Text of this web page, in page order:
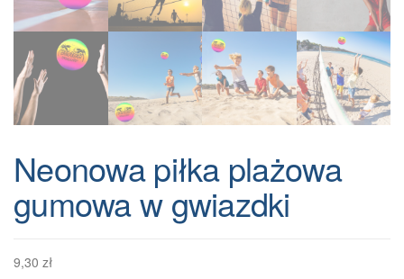
Neonowa piłka plażowa
gumowa w gwiazdki
9,30 zł